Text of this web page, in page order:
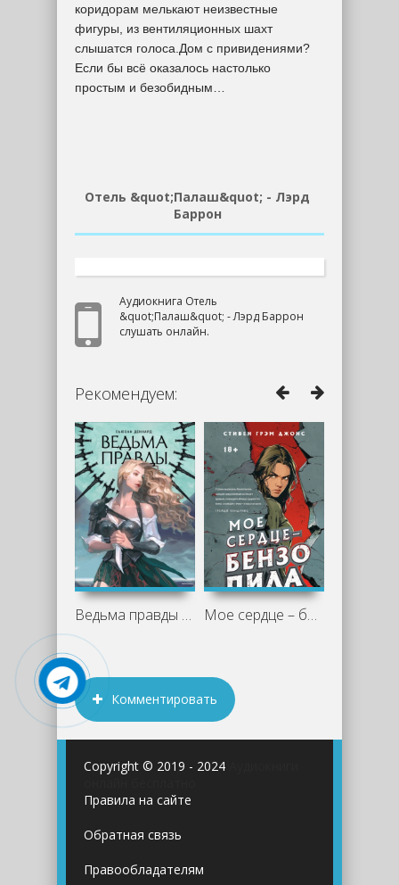
коридорам мелькают неизвестные
фигуры, из вентиляционных шахт
слышатся голоса.Дом с привидениями?
Если бы всё оказалось настолько
простым и безобидным…
Отель &quot;Палаш&quot; - Лэрд
Баррон
Аудиокнига Отель
&quot;Палаш&quot; - Лэрд Баррон
слушать онлайн.
Рекомендуем:
Ведьма правды - Деннард Сьюзан Мое сердце – бензопила - Стивен Джонс
Комментировать
Copyright © 2019 - 2024
Правила на сайте
Обратная связь
Правообладателям